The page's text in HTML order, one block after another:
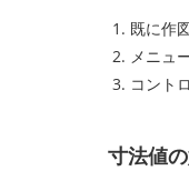
既に作
メニュ
コント
寸法値